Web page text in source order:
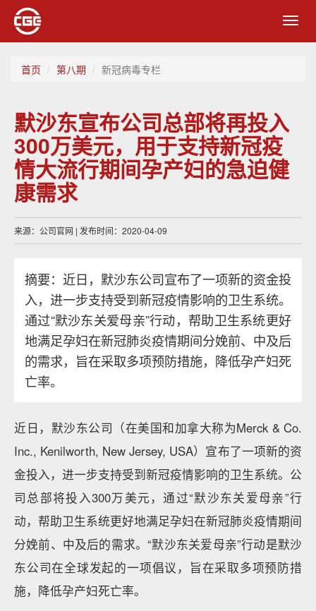
首页 第八期 新冠病毒专栏
默沙东宣布公司总部将再投入
300万美元，用于支持新冠疫
情大流行期间孕产妇的急迫健
康需求
来源：公司官网 | 发布时间：2020-04-09
摘要：近日，默沙东公司宣布了一项新的资金投
入，进一步支持受到新冠疫情影响的卫生系统。
通过“默沙东关爱母亲”行动，帮助卫生系统更好
地满足孕妇在新冠肺炎疫情期间分娩前、中及后
的需求，旨在采取多项预防措施，降低孕产妇死
亡率。
近日，默沙东公司（在美国和加拿大称为Merck & Co.
Inc., Kenilworth, New Jersey, USA）宣布了一项新的资
金投入，进一步支持受到新冠疫情影响的卫生系统。公
司总部将投入300万美元，通过“默沙东关爱母亲”行
动，帮助卫生系统更好地满足孕妇在新冠肺炎疫情期间
分娩前、中及后的需求。“默沙东关爱母亲”行动是默沙
东公司在全球发起的一项倡议，旨在采取多项预防措
施，降低孕产妇死亡率。